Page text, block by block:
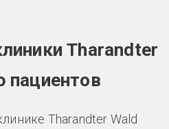
Tharandter
пациентов
Tharandter Wald